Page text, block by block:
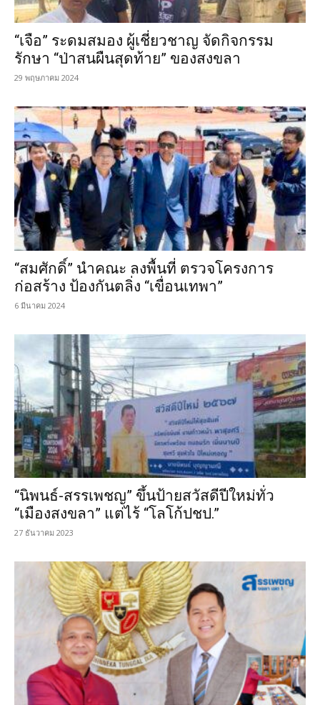
“เจือ” ระดมสมอง ผู้เชี่ยวชาญ จัดกิจกรรม
รักษา “ป่าสนผืนสุดท้าย” ของสงขลา
29 พฤษภาคม 2024
“สมศักดิ์” นำคณะ ลงพื้นที่ ตรวจโครงการ
ก่อสร้าง ป้องกันตลิ่ง “เขื่อนเทพา”
6 มีนาคม 2024
“นิพนธ์-สรรเพชญ” ขึ้นป้ายสวัสดีปีใหม่ทั่ว
“เมืองสงขลา” แต่ไร้ “โลโก้ปชป.”
27 ธันวาคม 2023